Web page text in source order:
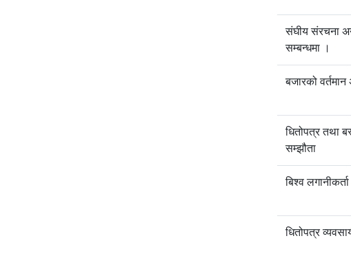
संघीय संरचना
सम्बन्धमा ।
बजारको
धितोपत्र तथा
सम्झौता
बिश्व
धितोपत्र